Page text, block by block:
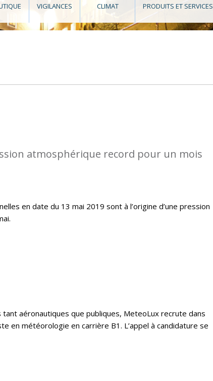
VIGILANCES CLIMAT PRODUITS ET SERVICES
atmosphérique record pour un mois
en date du 13 mai 2019 sont à l’origine d’une pression
tant aéronautiques que publiques, MeteoLux recrute dans
en météorologie en carrière B1. L’appel à candidature se